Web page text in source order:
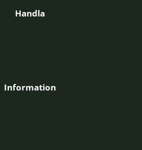
Handla
Information